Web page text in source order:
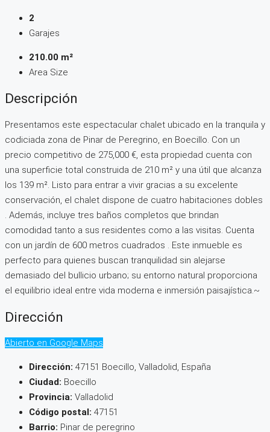
2
Garajes
210.00 m²
Area Size
Descripción
Presentamos este espectacular chalet ubicado en la tranquila y
codiciada zona de Pinar de Peregrino, en Boecillo. Con un
precio competitivo de 275,000 €, esta propiedad cuenta con
una superficie total construida de 210 m² y una útil que alcanza
los 139 m². Listo para entrar a vivir gracias a su excelente
conservación, el chalet dispone de cuatro habitaciones dobles
. Además, incluye tres baños completos que brindan
comodidad tanto a sus residentes como a las visitas. Cuenta
con un jardín de 600 metros cuadrados . Este inmueble es
perfecto para quienes buscan tranquilidad sin alejarse
demasiado del bullicio urbano; su entorno natural proporciona
el equilibrio ideal entre vida moderna e inmersión paisajística.~
Dirección
Abierto en Google Maps
Dirección: 47151 Boecillo, Valladolid, España
Ciudad: Boecillo
Provincia: Valladolid
Código postal: 47151
Barrio: Pinar de peregrino